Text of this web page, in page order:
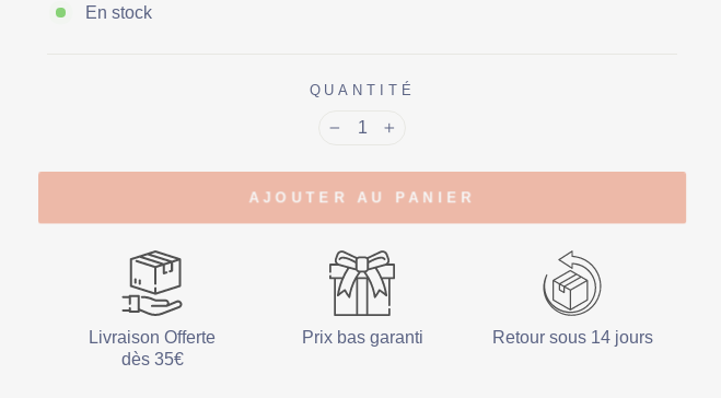
En stock
QUANTITÉ
AJOUTER AU PANIER
Livraison Offerte
dès 35€
Prix bas garanti Retour sous 14 jours